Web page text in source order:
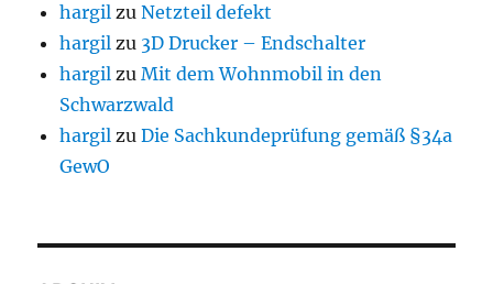
hargil zuNetzteil defekt
hargil zu 3D Drucker – Endschalter
hargil zuMit dem Wohnmobil in den
Schwarzwald
hargil zuDie Sachkundeprüfung gemäß §34a
GewO